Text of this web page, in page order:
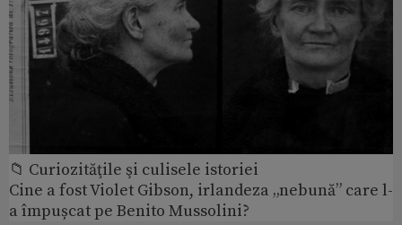
📁 Curiozităţile şi culisele istoriei
Cine a fost Violet Gibson, irlandeza „nebună” care l-
a împușcat pe Benito Mussolini?